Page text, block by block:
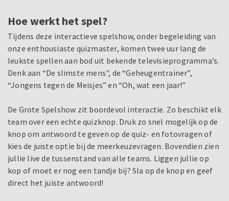
Hoe werkt het spel?
Tijdens deze interactieve spelshow, onder begeleiding van
onze enthousiaste quizmaster, komen twee uur lang de
leukste spellen aan bod uit bekende televisieprogramma’s.
Denk aan “De slimste mens", de “Geheugentrainer”,
“Jongens tegen de Meisjes” en “Oh, wat een jaar!”
De Grote Spelshow zit boordevol interactie. Zo beschikt elk
team over een echte quizknop. Druk zo snel mogelijk op de
knop om antwoord te geven op de quiz- en fotovragen of
kies de juiste optie bij de meerkeuzevragen. Bovendien zien
jullie live de tussenstand van alle teams. Liggen jullie op
kop of moet er nog een tandje bij? Sla op de knop en geef
direct het juiste antwoord!